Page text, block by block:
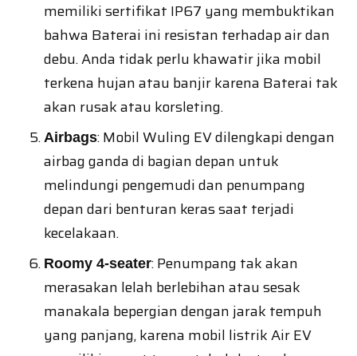
memiliki sertifikat IP67 yang membuktikan
bahwa Baterai ini resistan terhadap air dan
debu. Anda tidak perlu khawatir jika mobil
terkena hujan atau banjir karena Baterai tak
akan rusak atau korsleting.
Airbags: Mobil Wuling EV dilengkapi dengan
airbag ganda di bagian depan untuk
melindungi pengemudi dan penumpang
depan dari benturan keras saat terjadi
kecelakaan.
Roomy 4-seater: Penumpang tak akan
merasakan lelah berlebihan atau sesak
manakala bepergian dengan jarak tempuh
yang panjang, karena mobil listrik Air EV